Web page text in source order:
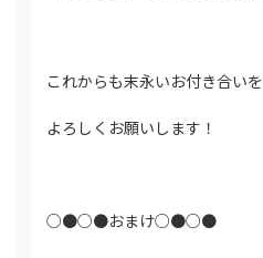
これからも末永いお付き合いを
よろしくお願いします！
○●○●おまけ○●○●